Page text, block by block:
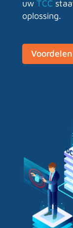
uw TCC
oplossing.